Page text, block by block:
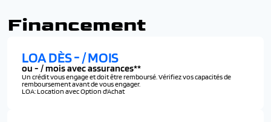
Financement
LOA DÈS-/ MOIS
ou - / mois avec assurances**
Un crédit vous engage et doit être remboursé. Vérifiez vos capacités de
remboursement avant de vous engager.
LOA: Location avec Option d'Achat